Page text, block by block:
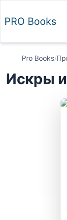
PRO Books
Pro Books/
Искры